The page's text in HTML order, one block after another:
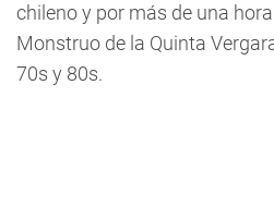
chileno y por más de una
Monstruo de la Quinta
70s y 80s.